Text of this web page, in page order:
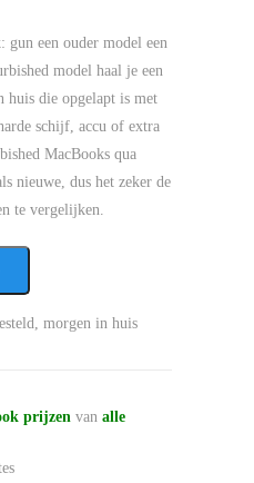
gun een ouder model een
model haal je een
huis die opgelapt is met
schijf, accu of extra
MacBooks qua
nieuwe, dus het zeker de
te vergelijken.
morgen in huis
prijzen van alle